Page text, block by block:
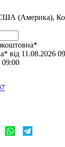
(Америка),
від 11.08.2026
09:00